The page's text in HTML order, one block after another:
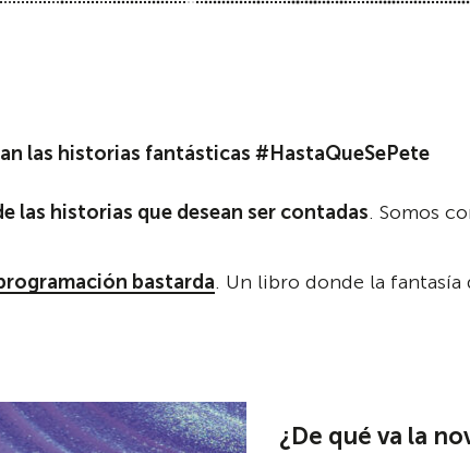
las historias fantásticas #HastaQueSePete
las historias que desean ser contadas. Somos
bastarda. Un libro donde la fantasía
¿De qué va la